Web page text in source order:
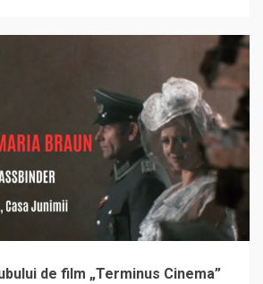
de film „Terminus Cinema”